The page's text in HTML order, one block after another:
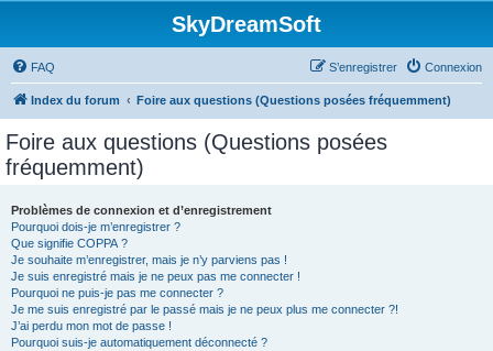
SkyDreamSoft
FAQ Connexion
S’enregistrer
Index du forum Foire aux questions (Questions posées fréquemment)
Foire aux questions (Questions posées
fréquemment)
Problèmes de connexion et d’enregistrement
Pourquoi dois-je m’enregistrer ?
Que signifie COPPA ?
Je souhaite m’enregistrer, mais je n’y parviens pas !
Je suis enregistré mais je ne peux pas me connecter !
Pourquoi ne puis-je pas me connecter ?
Je me suis enregistré par le passé mais je ne peux plus me connecter ?!
J’ai perdu mon mot de passe !
Pourquoi suis-je automatiquement déconnecté ?